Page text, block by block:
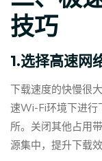
技巧
1.选择高速网
下载速度的快慢很
速Wi-Fi环境下进行
所。关闭其他占用
源集中，提升下载